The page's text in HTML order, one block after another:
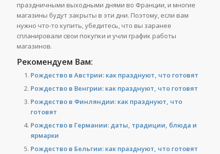
праздничными выходными днями во Франции, и многие
магазины будут закрыты в эти дни. Поэтому, если вам
нужно что-то купить, убедитесь, что вы заранее
спланировали свои покупки и учли график работы
магазинов.
Рекомендуем Вам:
Рождество в Австрии: как празднуют, что готовят
Рождество в Венгрии: как празднуют, что готовят
Рождество в Финляндии: как празднуют, что
готовят
Рождество в Германии: даты, традиции, блюда и
ярмарки
Рождество в Бельгии: как празднуют, что готовят